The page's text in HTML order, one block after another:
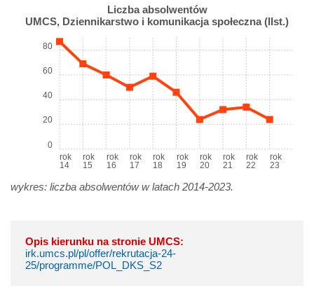
Liczba absolwentów
UMCS, Dziennikarstwo i komunikacja społeczna (IIst.)
rok
14
rok
15
rok
16
rok
17
rok
18
rok
19
rok
20
rok
21
rok
22
rok
23
0
20
40
60
80
wykres: liczba absolwentów w latach 2014-2023.
Opis kierunku na stronie UMCS:
irk.umcs.pl/pl/offer/rekrutacja-24-
25/programme/POL_DKS_S2